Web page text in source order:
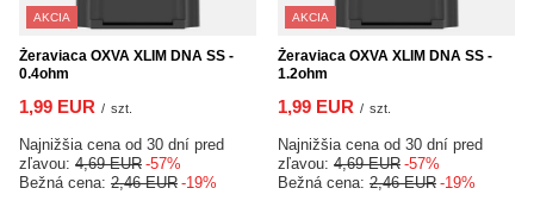
AKCIA
Žeraviaca OXVA XLIM DNA SS -
0.4ohm
1,99 EUR / szt.
Najnižšia cena od 30 dní pred
zľavou: 4,69 EUR -57%
Bežná cena: 2,46 EUR -19%
AKCIA
Žeraviaca OXVA XLIM DNA SS -
1.2ohm
1,99 EUR / szt.
Najnižšia cena od 30 dní pred
zľavou: 4,69 EUR -57%
Bežná cena: 2,46 EUR -19%